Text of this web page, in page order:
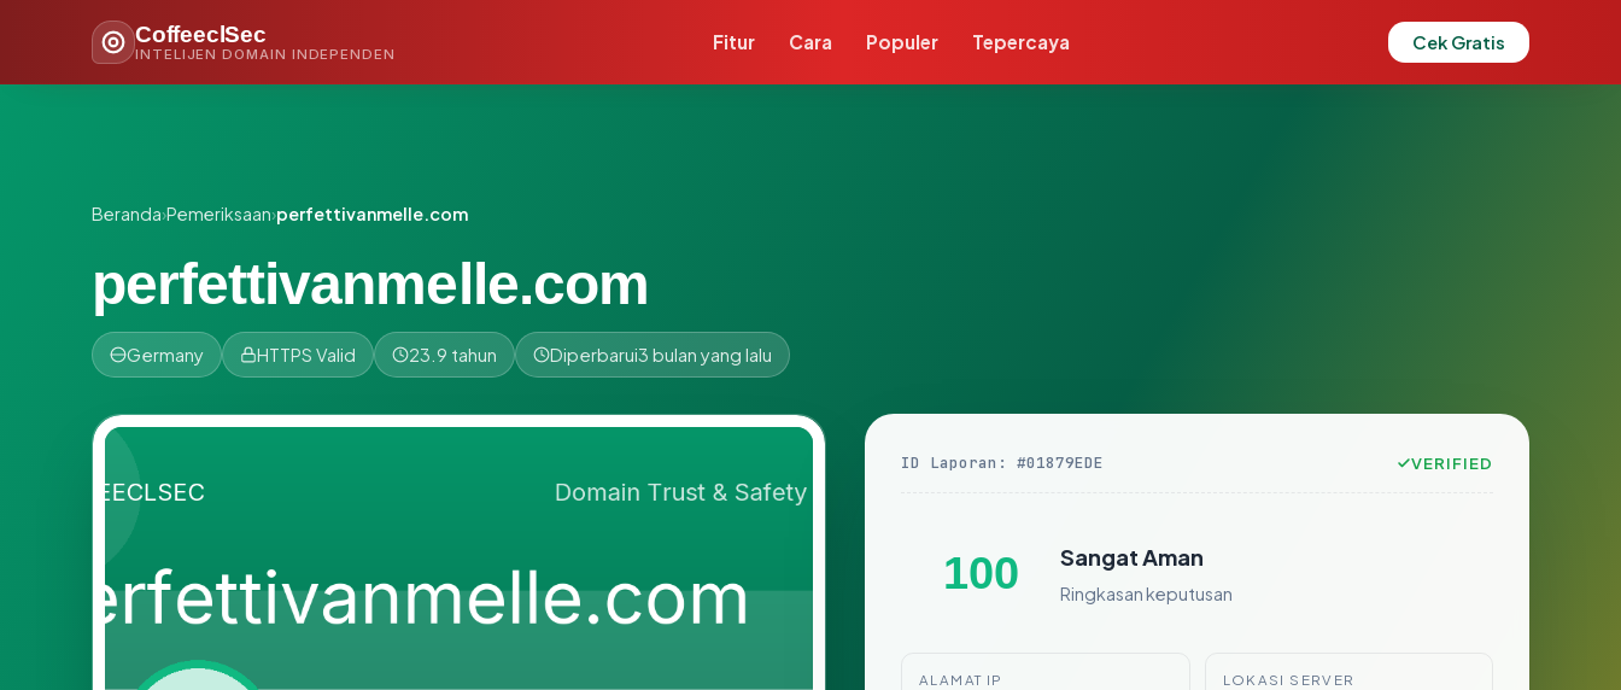
CoffeeclSec
INTELIJEN DOMAIN INDEPENDEN
Fitur Cara Populer Tepercaya Cek Gratis
Beranda›Pemeriksaan›perfettivanmelle.com
perfettivanmelle.com
Germany HTTPS Valid 23.9 tahun Diperbarui3 bulan yang lalu
ID Laporan: #01879EDE VERIFIED
100 Sangat Aman
Ringkasan keputusan
ALAMAT IP LOKASI SERVER